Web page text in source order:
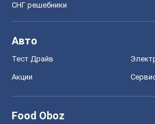
СНГ решебники
Авто
Тест Драйв
Акции
Food Oboz